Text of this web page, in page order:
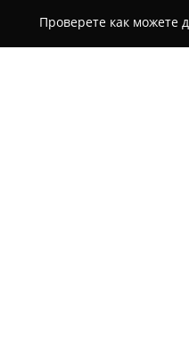
Проверете как можете